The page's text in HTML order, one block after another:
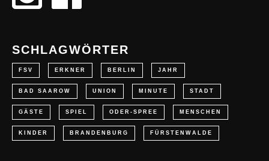
SCHLAGWÖRTER
FSV ERKNER BERLIN JAHR
BAD SAAROW UNION MINUTE STADT
GÄSTE SPIEL ODER-SPREE MENSCHEN
KINDER BRANDENBURG FÜRSTENWALDE